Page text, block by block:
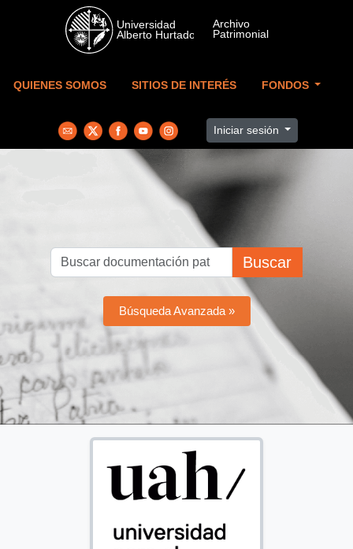
Skip to main content
QUIENES SOMOS SITIOS DE INTERÉS FONDOS
Iniciar sesión
Buscar
Búsqueda Avanzada »